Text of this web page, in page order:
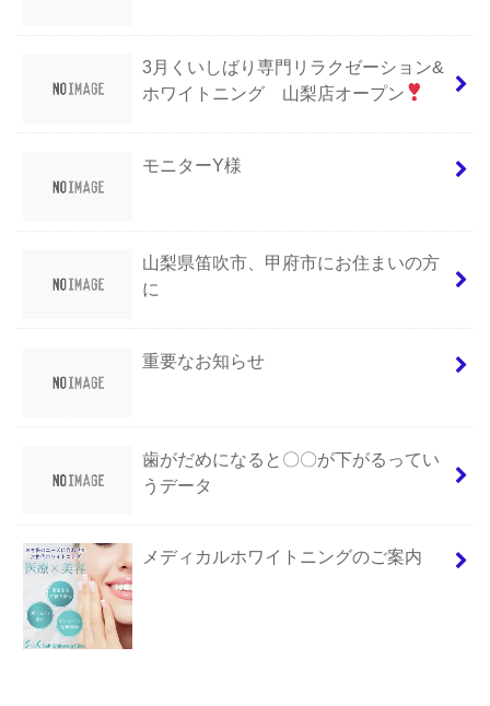
3月くいしばり専門リラクゼーション&
ホワイトニング 山梨店オープン
モニターY様
山梨県笛吹市、甲府市にお住まいの方
に
重要なお知らせ
歯がだめになると〇〇が下がるってい
うデータ
メディカルホワイトニングのご案内